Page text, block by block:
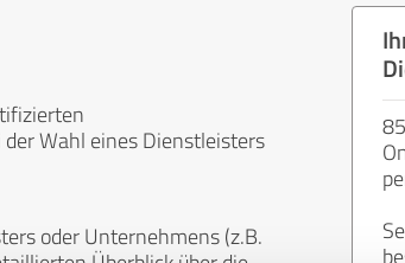
Wahl eines Dienstleisters
oder Unternehmens (z.B.